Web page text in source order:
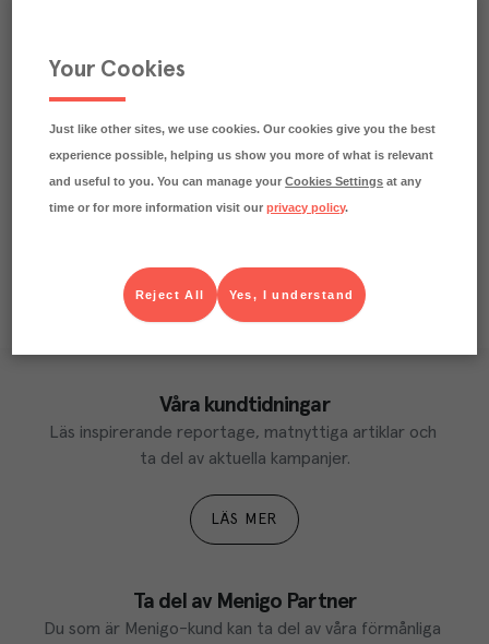
CO₂e/kg
utsläppen av 2.3 kg koldioxid.
Läs mer om hur vi beräknar klimatavtryck
Våra kundtidningar
Läs inspirerande reportage, matnyttiga artiklar och
ta del av aktuella kampanjer.
LÄS MER
Ta del av Menigo Partner
Du som är Menigo-kund kan ta del av våra förmånliga
Your Cookies
Just like other sites, we use cookies. Our cookies give you the best
experience possible, helping us show you more of what is relevant
and useful to you. You can manage yourCookies Settings at any
time or for more information visit ourprivacy policy.
Yes, I understand
Reject All